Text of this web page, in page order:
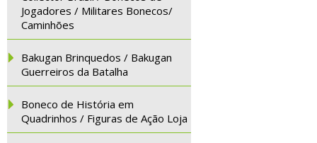
Jogadores / Militares Bonecos/
Caminhões
Bakugan Brinquedos / Bakugan
Guerreiros da Batalha
Boneco de História em
Quadrinhos / Figuras de Ação Loja